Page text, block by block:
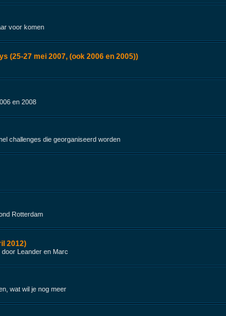
voor komen
(25-27 mei 2007, (ook 2006 en 2005))
en 2008
challenges die georganiseerd worden
Rotterdam
2012)
Leander en Marc
wat wil je nog meer